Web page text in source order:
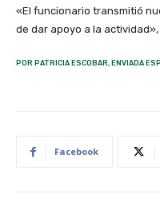
«El funcionario transmitió
de dar apoyo a la
POR PATRICIA ESCOBAR, ENVIADA
Facebook